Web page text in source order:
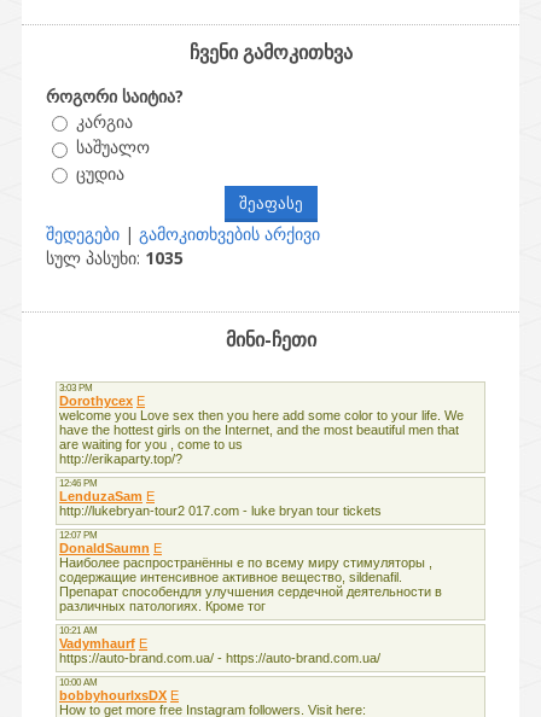
ჩვენი გამოკითხვა
როგორი საიტია?
კარგია
საშუალო
ცუდია
შედეგები | გამოკითხვების არქივი
სულ პასუხი: 1035
მინი-ჩეთი